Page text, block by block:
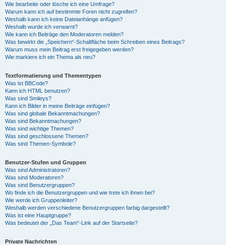
Wie bearbeite oder lösche ich eine Umfrage?
Warum kann ich auf bestimmte Foren nicht zugreifen?
Weshalb kann ich keine Dateianhänge anfügen?
Weshalb wurde ich verwarnt?
Wie kann ich Beiträge den Moderatoren melden?
Was bewirkt die „Speichern“-Schaltfläche beim Schreiben eines Beitrags?
Warum muss mein Beitrag erst freigegeben werden?
Wie markiere ich ein Thema als neu?
Textformatierung und Thementypen
Was ist BBCode?
Kann ich HTML benutzen?
Was sind Smileys?
Kann ich Bilder in meine Beiträge einfügen?
Was sind globale Bekanntmachungen?
Was sind Bekanntmachungen?
Was sind wichtige Themen?
Was sind geschlossene Themen?
Was sind Themen-Symbole?
Benutzer-Stufen und Gruppen
Was sind Administratoren?
Was sind Moderatoren?
Was sind Benutzergruppen?
Wo finde ich die Benutzergruppen und wie trete ich ihnen bei?
Wie werde ich Gruppenleiter?
Weshalb werden verschiedene Benutzergruppen farbig dargestellt?
Was ist eine Hauptgruppe?
Was bedeutet der „Das Team“-Link auf der Startseite?
Private Nachrichten